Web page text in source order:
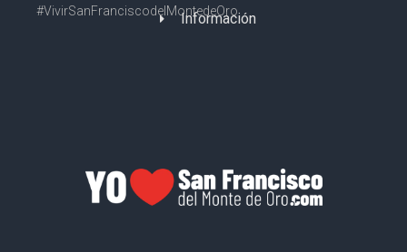
#VivirSanFranciscodelMontedeOro
Información